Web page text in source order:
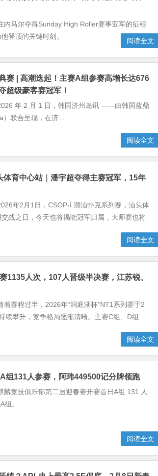
内马尔夺得Sunday High Roller赛事亚军的征程
登顶的关键时刻。
阅读全文
赛 | 高潮迭起！主赛A组参赛高增长达676
超级豪客赛冠军！
年 2 月 1 日，韩国济州岛讯 ——由韩国蓝鼎
联合呈现，在济...
阅读全文
体育中心站｜潘宇超夺得主赛冠军，15年
年2月1日，CSOP-I 潮汕扑克系列赛，汕头体
战之日，今天也将揭晓冠军归属，大师赛也将
阅读全文
1135人次，107人晋级半决赛，江苏锐、
着赛程过半，2026年“洞庭湖杯”NT1系列赛于2
续攀升，竞争格局逐渐清晰。主赛C组、D组
阅读全文
组131人参赛，阿玮449500记分牌领跑
麟竞技俱乐部第二届迎春赛开赛首日A组 131 人
。
阅读全文